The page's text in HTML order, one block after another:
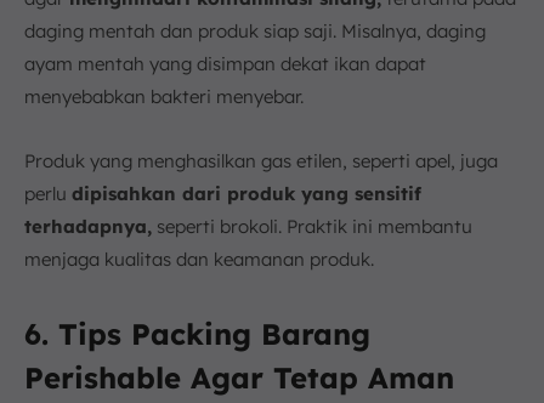
daging mentah dan produk siap saji. Misalnya, daging
ayam mentah yang disimpan dekat ikan dapat
menyebabkan bakteri menyebar.
Produk yang menghasilkan gas etilen, seperti apel, juga
perlu dipisahkan dari produk yang sensitif
terhadapnya, seperti brokoli. Praktik ini membantu
menjaga kualitas dan keamanan produk.
6. Tips Packing Barang
Perishable Agar Tetap Aman